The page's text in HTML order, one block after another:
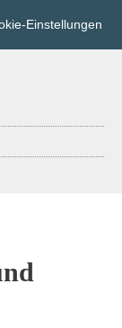
Einstellungen